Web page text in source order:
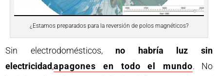
¿Estamos preparados para la reversión de polos magnéticos?
Sin electrodomésticos, no habría luz sin
electricidad,apagones en todo el mundo. No